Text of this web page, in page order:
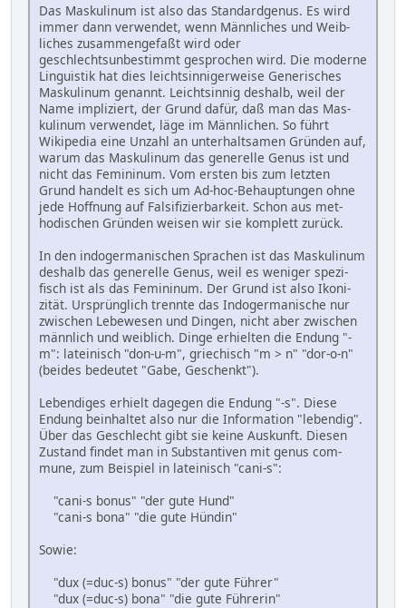
Das Maskulinum ist also das Standard­genus. Es wird
im­mer dann ver­wen­det, wenn Männ­liches und Weib­
liches zu­sam­men­gefaßt wird oder
geschlechtsunbestimmt gesprochen wird. Die moderne
Linguistik hat dies leicht­sinniger­weise Generi­sches
Masku­linum ge­nannt. Leicht­sinnig des­halb, weil der
Name im­pli­ziert, der Grund dafür, daß man das Mas­
kuli­num ver­wen­det, läge im Männ­lichen. So führt
Wikipedia eine Un­zahl an un­ter­halt­samen Grün­den auf,
warum das Mas­kuli­num das gene­relle Genus ist und
nicht das Femi­ninum. Vom er­sten bis zum letz­ten
Grund han­delt es sich um Ad-hoc-Be­hauptun­gen ohne
jede Hoff­nung auf Fal­si­fi­zier­bar­keit. Schon aus met­
hodi­schen Grün­den wei­sen wir sie kom­plett zu­rück.
In den indogermanischen Sprachen ist das Masku­linum
des­halb das ge­nerel­le Genus, weil es weni­ger spezi­
fisch ist als das Femi­ni­num. Der Grund ist also Ikoni­
zität. Ur­sprüng­lich trennte das Indo­germa­nische nur
zwischen Lebe­wesen und Din­gen, nicht aber zwi­schen
männ­lich und weib­lich. Dinge er­hiel­ten die En­dung "-
m": latei­nisch "don-u-m", griechisch "m > n" "dor-o-n"
(bei­des bedeu­tet "Gabe, Geschenkt").
Lebendiges erhielt dagegen die Endung "-s". Diese
Endung be­inhal­tet also nur die In­forma­tion "leben­dig".
Über das Geschlecht gibt sie kei­ne Aus­kunft. Die­sen
Zu­stand findet man in Sub­stanti­ven mit genus com­
mune, zum Bei­spiel in latei­nisch "cani-s":
"cani-s bonus" "der gute Hund"
"cani-s bona" "die gute Hündin"
Sowie:
"dux (=duc-s) bonus" "der gute Führer"
"dux (=duc-s) bona" "die gute Führerin"